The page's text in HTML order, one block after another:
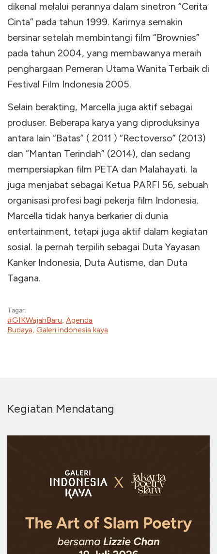
dikenal melalui perannya dalam sinetron “Cerita
Cinta” pada tahun 1999. Karirnya semakin
bersinar setelah membintangi film “Brownies”
pada tahun 2004, yang membawanya meraih
penghargaan Pemeran Utama Wanita Terbaik di
Festival Film Indonesia 2005.
Selain berakting, Marcella juga aktif sebagai
produser. Beberapa karya yang diproduksinya
antara lain “Batas” ( 2011 ) “Rectoverso” (2013)
dan “Mantan Terindah” (2014), dan sedang
mempersiapkan film PETA dan Malahayati. Ia
juga menjabat sebagai Ketua PARFI 56, sebuah
organisasi profesi bagi pekerja film Indonesia.
Marcella tidak hanya berkarier di dunia
entertainment, tetapi juga aktif dalam kegiatan
sosial. Ia pernah terpilih sebagai Duta Yayasan
Kanker Indonesia, Duta Autisme, dan Duta
Tagana.
Tagar:
#GIKWajahBaru, Agenda
Budaya, Galeri indonesia kaya
Kegiatan Mendatang